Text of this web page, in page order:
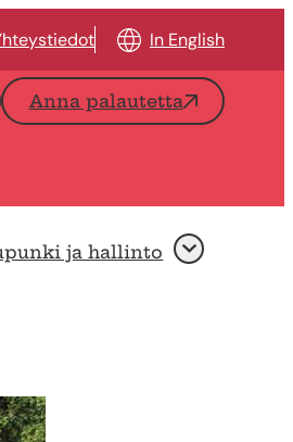
In English
Anna palautetta
ja hallinto Avaa